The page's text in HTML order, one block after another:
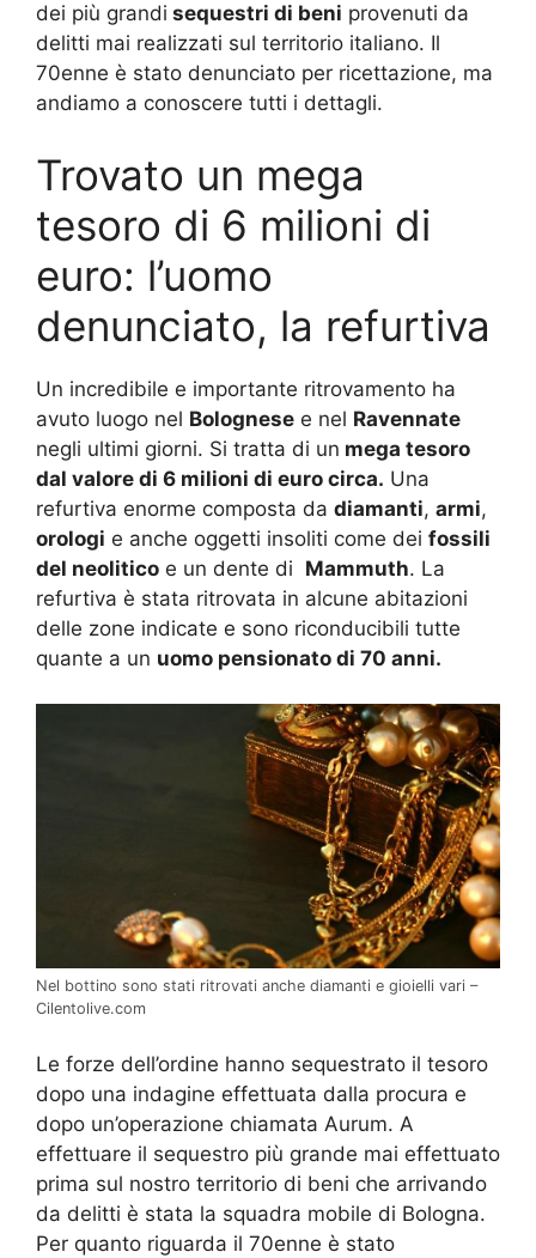
dei più grandi sequestri di beni provenuti da
delitti mai realizzati sul territorio italiano. Il
70enne è stato denunciato per ricettazione, ma
andiamo a conoscere tutti i dettagli.
Trovato un mega
tesoro di 6 milioni di
euro: l’uomo
denunciato, la refurtiva
Un incredibile e importante ritrovamento ha
avuto luogo nel Bolognese e nel Ravennate
negli ultimi giorni. Si tratta di un mega tesoro
dal valore di 6 milioni di euro circa. Una
refurtiva enorme composta da diamanti, armi,
orologi e anche oggetti insoliti come dei fossili
del neolitico e un dente di Mammuth. La
refurtiva è stata ritrovata in alcune abitazioni
delle zone indicate e sono riconducibili tutte
quante a un uomo pensionato di 70 anni.
Nel bottino sono stati ritrovati anche diamanti e gioielli vari –
Cilentolive.com
Le forze dell’ordine hanno sequestrato il tesoro
dopo una indagine effettuata dalla procura e
dopo un’operazione chiamata Aurum. A
effettuare il sequestro più grande mai effettuato
prima sul nostro territorio di beni che arrivando
da delitti è stata la squadra mobile di Bologna.
Per quanto riguarda il 70enne è stato